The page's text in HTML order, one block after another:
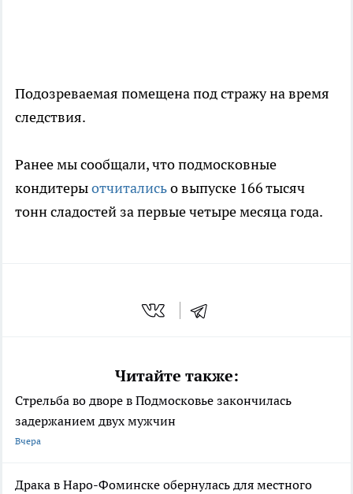
Подозреваемая помещена под стражу на время
следствия.
Ранее мы сообщали, что подмосковные
кондитерыотчиталисьо выпуске 166 тысяч
тонн сладостей за первые четыре месяца года.
Читайте также:
Стрельба во дворе в Подмосковье закончилась
задержанием двух мужчин
Вчера
Драка в Наро-Фоминске обернулась для местного